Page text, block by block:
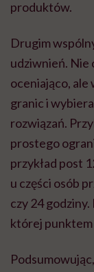
u części osób
której punktem
dziś w social
udziwnienia.
A czy są
— ludzie
dopiero
rzeczywiście
diet: zanim